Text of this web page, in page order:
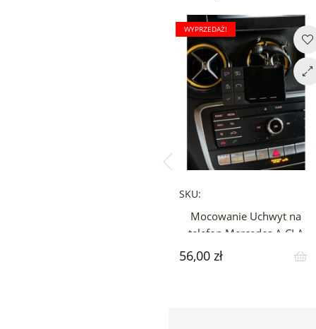
SKU:
Mocowanie Uchwyt na
telefon Mercedes A CLA
GLA magnetyczny
Cena
56,00 zł
WYPRZEDAŻ!